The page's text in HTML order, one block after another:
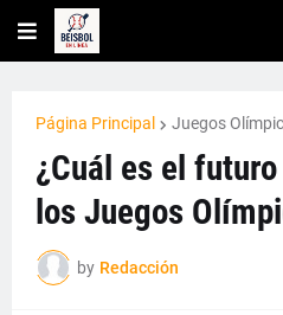
Página Principal Juegos
¿Cuál es el
los Juegos
by Redacción